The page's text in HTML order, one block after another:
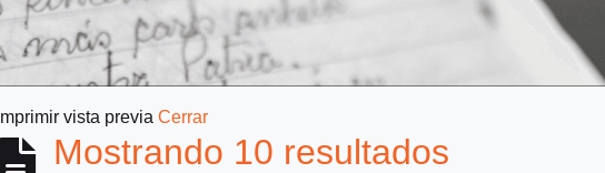
Imprimir vista previa Cerrar
Mostrando 10 resultados